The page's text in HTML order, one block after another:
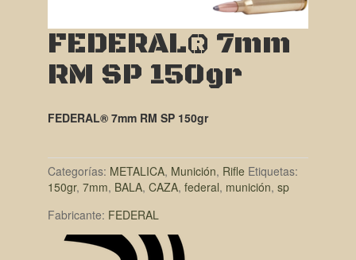
FEDERAL® 7mm
RM SP 150gr
FEDERAL® 7mm RM SP 150gr
Categorías: METALICA, Munición, Rifle Etiquetas:
150gr, 7mm, BALA, CAZA, federal, munición, sp
Fabricante: FEDERAL